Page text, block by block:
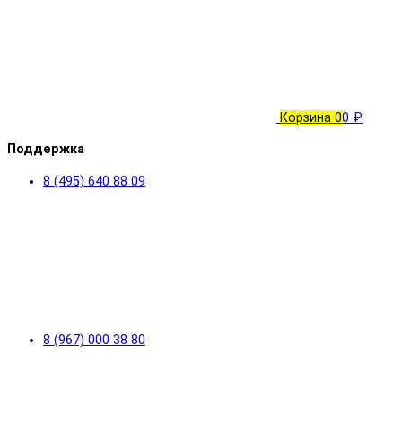
Корзина 00 ₽
Поддержка
8 (495) 640 88 09
8 (967) 000 38 80